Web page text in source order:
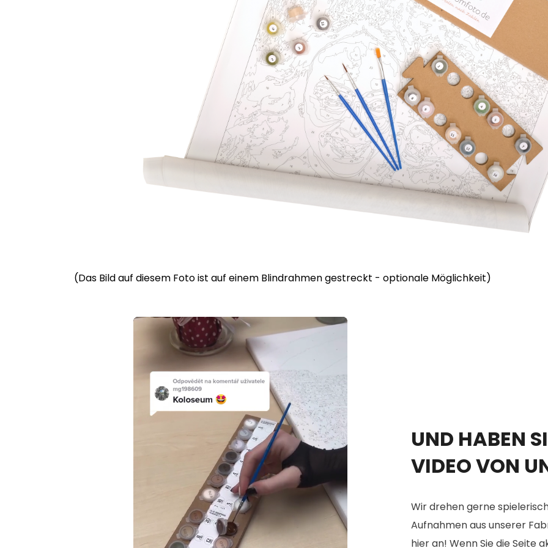
(Das Bild auf diesem Foto ist auf einem Blindrahmen gestreckt - optionale Möglichkeit)
UND HABEN
VIDEO VON
Wir drehen gerne
Aufnahmen aus unserer
hier an! Wenn Sie die Seite